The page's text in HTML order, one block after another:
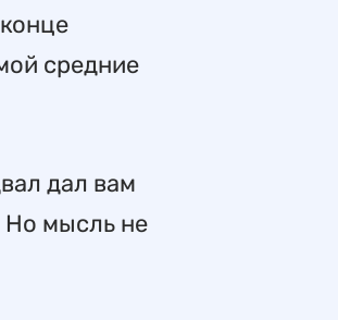
средние
дал вам
Но мысль не